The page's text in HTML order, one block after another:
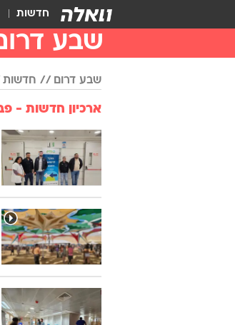
חדשות
שבע
שבע דרום חדשות
ארכיון חדשות -